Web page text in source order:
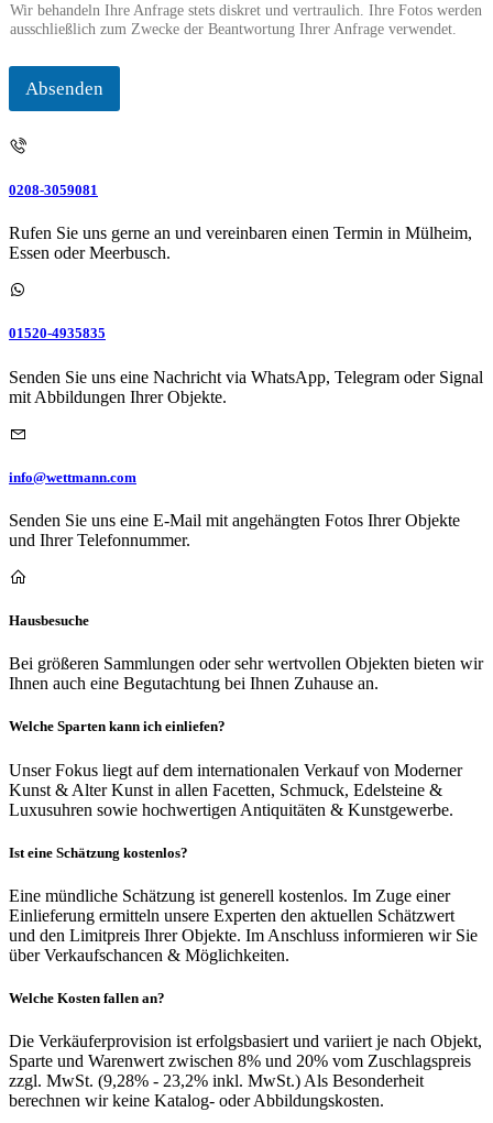
Wir behandeln Ihre Anfrage stets diskret und vertraulich. Ihre Fotos werden
ausschließlich zum Zwecke der Beantwortung Ihrer Anfrage verwendet.
Absenden
0208-3059081
Rufen Sie uns gerne an und vereinbaren einen Termin in Mülheim,
Essen oder Meerbusch.
01520-4935835
Senden Sie uns eine Nachricht via WhatsApp, Telegram oder Signal
mit Abbildungen Ihrer Objekte.
info@wettmann.com
Senden Sie uns eine E-Mail mit angehängten Fotos Ihrer Objekte
und Ihrer Telefonnummer.
Hausbesuche
Bei größeren Sammlungen oder sehr wertvollen Objekten bieten wir
Ihnen auch eine Begutachtung bei Ihnen Zuhause an.
Welche Sparten kann ich einliefen?
Unser Fokus liegt auf dem internationalen Verkauf von Moderner
Kunst & Alter Kunst in allen Facetten, Schmuck, Edelsteine &
Luxusuhren sowie hochwertigen Antiquitäten & Kunstgewerbe.
Ist eine Schätzung kostenlos?
Eine mündliche Schätzung ist generell kostenlos. Im Zuge einer
Einlieferung ermitteln unsere Experten den aktuellen Schätzwert
und den Limitpreis Ihrer Objekte. Im Anschluss informieren wir Sie
über Verkaufschancen & Möglichkeiten.
Welche Kosten fallen an?
Die Verkäuferprovision ist erfolgsbasiert und variiert je nach Objekt,
Sparte und Warenwert zwischen 8% und 20% vom Zuschlagspreis
zzgl. MwSt. (9,28% - 23,2% inkl. MwSt.) Als Besonderheit
berechnen wir keine Katalog- oder Abbildungskosten.